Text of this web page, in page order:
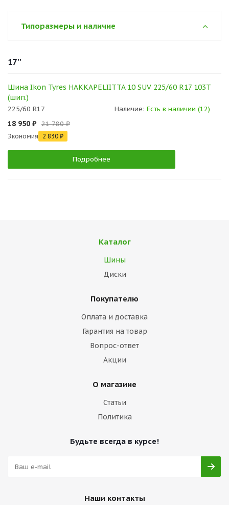
Типоразмеры и наличие
17''
Шина Ikon Tyres HAKKAPELIITTA 10 SUV 225/60 R17 103T
(шип.)
225/60 R17 Наличие: Есть в наличии (12)
18 950 ₽ 21 780 ₽
Экономия 2 830 ₽
Подробнее
Каталог
Шины
Диски
Покупателю
Оплата и доставка
Гарантия на товар
Вопрос-ответ
Акции
О магазине
Статьи
Политика
Будьте всегда в курсе!
Наши контакты